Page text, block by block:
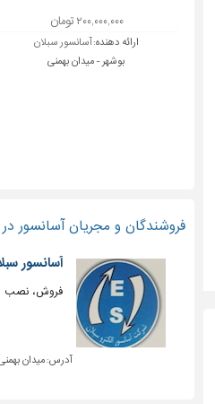
۲۰۰,۰۰۰,۰۰۰ تومان
ارائه دهنده:آسانسور سبلان
بوشهر - میدان بهمنی
فروشندگان و مجریان آسانسور
آسانسور
فروش، نصب
آدرس:میدان